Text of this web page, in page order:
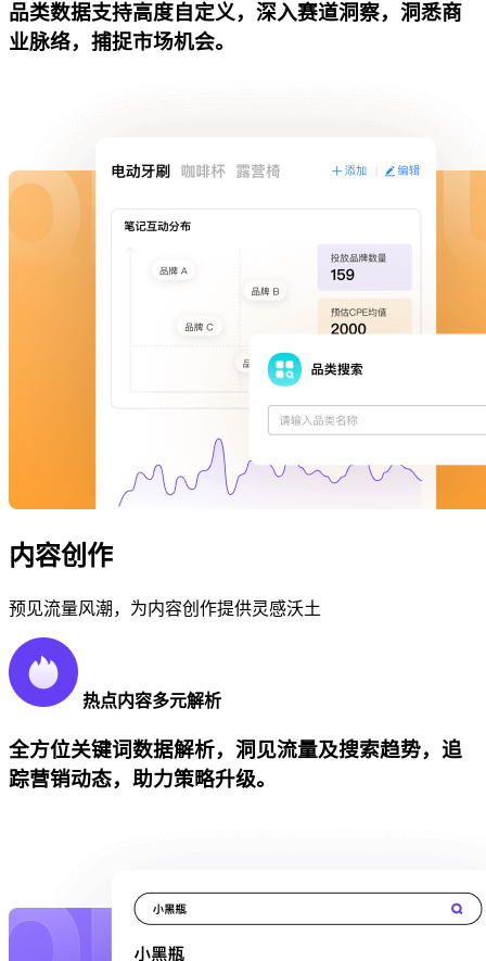
品类数据支持高度自定义，深入赛道洞察，洞悉商
业脉络，捕捉市场机会。
内容创作
预见流量风潮，为内容创作提供灵感沃土
热点内容多元解析
全方位关键词数据解析，洞见流量及搜索趋势，追
踪营销动态，助力策略升级。